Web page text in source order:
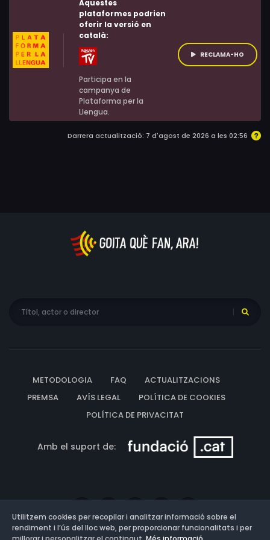
Aquestes
plataformes podrien
oferir la versió en
català:
Participa en la
campanya de
Plataforma per la
Llengua.
RECLAMA-HO
Darrera actualització: 7 d'agost de 2026 a les 02:56
METODOLOGIA FAQ
ACTUALITZACIONS
PREMSA
AVÍS LEGAL
POLÍTICA DE COOKIES
POLÍTICA DE PRIVACITAT
Amb el suport de:
Utilitzem cookies per recopilar i analitzar informació sobre el
rendiment i l’ús del lloc web, per proporcionar funcionalitats i per